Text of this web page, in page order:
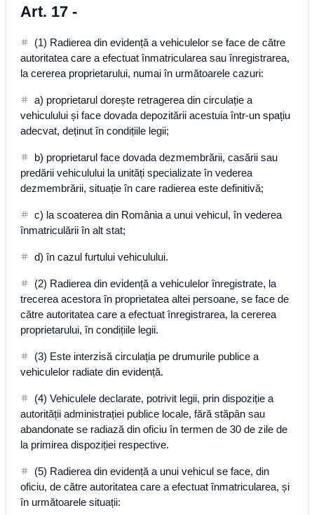
Art. 17 -
(1) Radierea din evidență a vehiculelor se face de către
autoritatea care a efectuat înmatricularea sau înregistrarea,
la cererea proprietarului, numai în următoarele cazuri:
a) proprietarul dorește retragerea din circulație a
vehiculului și face dovada depozitării acestuia într-un spațiu
adecvat, deținut în condițiile legii;
b) proprietarul face dovada dezmembrării, casării sau
predării vehiculului la unități specializate în vederea
dezmembrării, situație în care radierea este definitivă;
c) la scoaterea din România a unui vehicul, în vederea
înmatriculării în alt stat;
d) în cazul furtului vehiculului.
(2) Radierea din evidență a vehiculelor înregistrate, la
trecerea acestora în proprietatea altei persoane, se face de
către autoritatea care a efectuat înregistrarea, la cererea
proprietarului, în condițiile legii.
(3) Este interzisă circulația pe drumurile publice a
vehiculelor radiate din evidență.
(4) Vehiculele declarate, potrivit legii, prin dispoziție a
autorității administrației publice locale, fără stăpân sau
abandonate se radiază din oficiu în termen de 30 de zile de
la primirea dispoziției respective.
(5) Radierea din evidență a unui vehicul se face, din
oficiu, de către autoritatea care a efectuat înmatricularea, și
în următoarele situații: